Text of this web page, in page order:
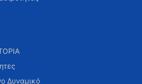
Δυναμικό